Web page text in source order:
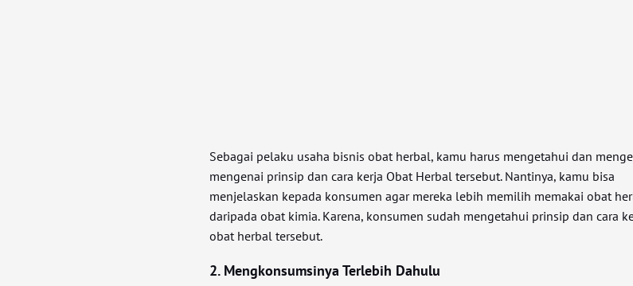
Sebagai pelaku usaha bisnis obat herbal, kamu harus mengetahui dan
mengenai prinsip dan cara kerja Obat Herbal tersebut. Nantinya, kamu bisa
menjelaskan kepada konsumen agar mereka lebih memilih memakai obat
daripada obat kimia. Karena, konsumen sudah mengetahui prinsip dan cara
obat herbal tersebut.
2. Mengkonsumsinya Terlebih Dahulu